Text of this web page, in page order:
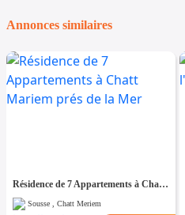
Annonces similaires
Résidence de 7 Appartements à Chatt Mariem prés de la Mer
Sousse , Chatt Meriem